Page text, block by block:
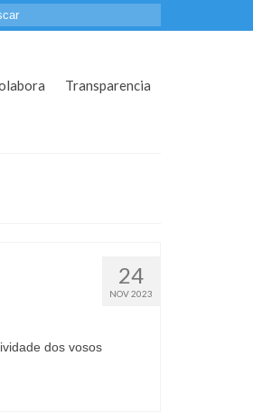
Transparencia
24
NOV 2023
dos vosos